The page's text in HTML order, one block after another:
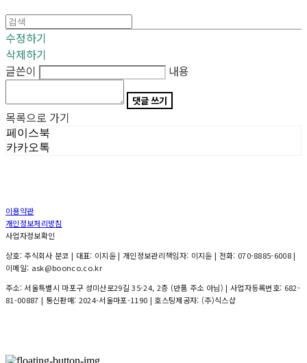
수정하기
삭제하기
글쓴이
내용
댓글 쓰기
목록으로 가기
페이스북
카카오톡
이용약관
개인정보처리방침
사업자정보확인
상호: 주식회사 분코 | 대표: 이지윤 | 개인정보관리책임자: 이지윤 | 전화: 070-8885-6008 |
이메일: ask@boonco.co.kr
주소: 서울특별시 마포구 성미산로29길 35-24, 2층 (반품 주소 아님) | 사업자등록번호: 682-
81-00887 | 통신판매: 2024-서울마포-1190 | 호스팅제공자: (주)식스샵